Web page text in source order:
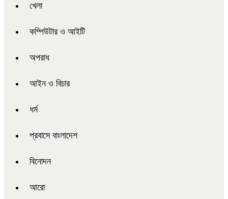
খেলা
কম্পিউটার ও আইটি
অপরাধ
আইন ও বিচার
ধর্ম
প্রবাসে বাংলাদেশ
বিনোদন
আরো